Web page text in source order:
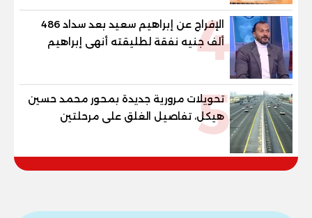
4
الإفراج عن إبراهيم سعيد بعد سداد 486
ألف جنيه نفقة لطليقته أنهى إبراهيم
سعيد، لاعب الأهلي ومنتخب مصر السابق،
عقب سداد مبلغ 486 ألف جنيه قيمة
المتجمد من نفقة مصروفا
5
تحويلات مرورية جديدة بمحور محمد حسين
هيكل، تفاصيل الغلق على مرحلتين